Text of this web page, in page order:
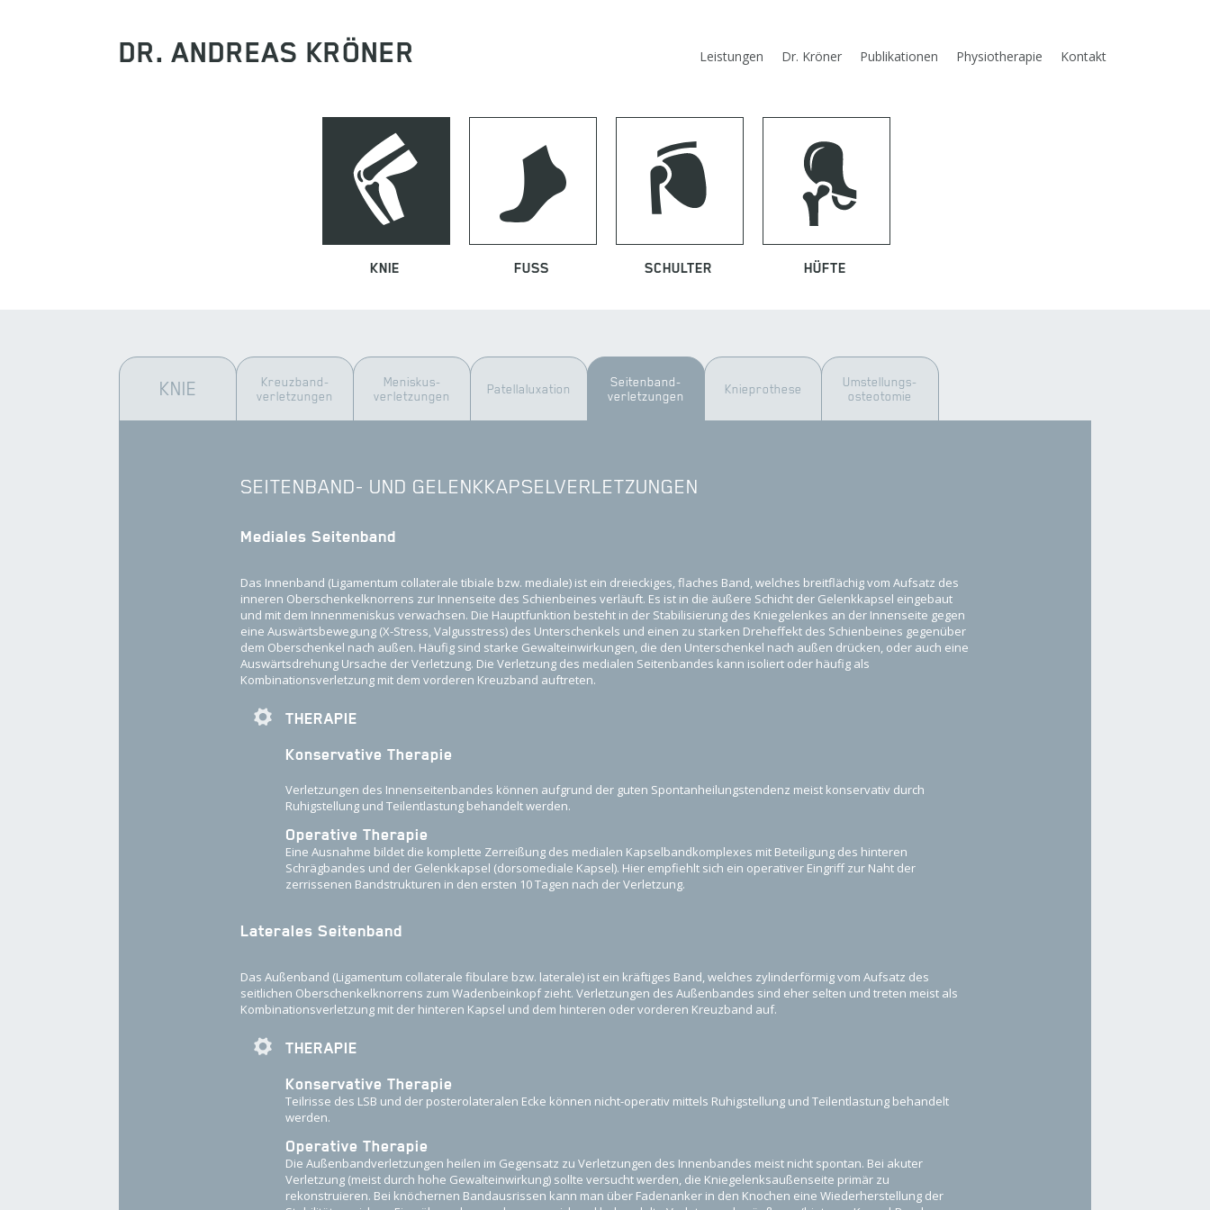
DR. ANDREAS KRÖNER Leistungen Dr. Kröner Publikationen Physiotherapie Kontakt
KNIE FUSS SCHULTER HÜFTE
KNIE
Kreuzband­
verletzungen
Meniskus­
verletzungen
Patella­luxation
Seiten­band­
verletzungen
Knie­prothese
Umstellungs­
osteotomie
SEITENBAND- UND GELENK­KAPSEL­VERLETZUNGEN
Mediales Seitenband
Das Innenband (Ligamentum collaterale tibiale bzw. mediale) ist ein dreieckiges, flaches Band, welches breitflächig vom Aufsatz des
inneren Oberschenkelknorrens zur Innenseite des Schienbeines verläuft. Es ist in die äußere Schicht der Gelenkkapsel eingebaut
und mit dem Innenmeniskus verwachsen. Die Hauptfunktion besteht in der Stabilisierung des Kniegelenkes an der Innenseite gegen
eine Auswärtsbewegung (X-Stress, Valgusstress) des Unterschenkels und einen zu starken Dreheffekt des Schienbeines gegenüber
dem Oberschenkel nach außen. Häufig sind starke Gewalteinwirkungen, die den Unterschenkel nach außen drücken, oder auch eine
Auswärtsdrehung Ursache der Verletzung. Die Verletzung des medialen Seitenbandes kann isoliert oder häufig als
Kombinationsverletzung mit dem vorderen Kreuzband auftreten.
THERAPIE
Konservative Therapie
Verletzungen des Innenseitenbandes können aufgrund der guten Spontanheilungstendenz meist konservativ durch
Ruhigstellung und Teilentlastung behandelt werden.
Operative Therapie
Eine Ausnahme bildet die komplette Zerreißung des medialen Kapselbandkomplexes mit Beteiligung des hinteren
Schrägbandes und der Gelenkkapsel (dorsomediale Kapsel). Hier empfiehlt sich ein operativer Eingriff zur Naht der
zerrissenen Bandstrukturen in den ersten 10 Tagen nach der Verletzung.
Laterales Seitenband
Das Außenband (Ligamentum collaterale fibulare bzw. laterale) ist ein kräftiges Band, welches zylinderförmig vom Aufsatz des
seitlichen Oberschenkelknorrens zum Wadenbeinkopf zieht. Verletzungen des Außenbandes sind eher selten und treten meist als
Kombinationsverletzung mit der hinteren Kapsel und dem hinteren oder vorderen Kreuzband auf.
THERAPIE
Konservative Therapie
Teilrisse des LSB und der posterolateralen Ecke können nicht-operativ mittels Ruhigstellung und Teilentlastung behandelt
werden.
Operative Therapie
Die Außenbandverletzungen heilen im Gegensatz zu Verletzungen des Innenbandes meist nicht spontan. Bei akuter
Verletzung (meist durch hohe Gewalteinwirkung) sollte versucht werden, die Kniegelenksaußenseite primär zu
rekonstruieren. Bei knöchernen Bandausrissen kann man über Fadenanker in den Knochen eine Wiederherstellung der